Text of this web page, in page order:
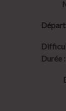
Départ
Durée :